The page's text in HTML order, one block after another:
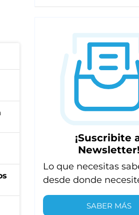
¡Suscribite
Newsletter!
Lo que necesitas
desde donde
SABER MÁS